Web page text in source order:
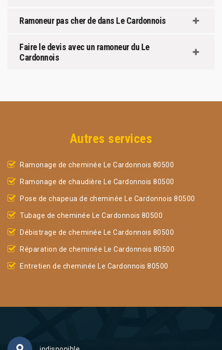
Ramoneur pas cher de dans Le Cardonnois
Faire le devis avec un ramoneur du Le
Cardonnois
Autres services
Ramonage de cheminée Le Cardonnois 80500
Ramonage de chaudière Le Cardonnois 80500
Pose de chapeua de cheminée Le Cardonnois 80500
Tubage de cheminée Le Cardonnois 80500
Débistrage de cheminée Le Cardonnois 80500
Réparation de cheminée Le Cardonnois 80500
Entretien de cheminée Le Cardonnois 80500